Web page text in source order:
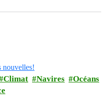
Climat Navires
Océans